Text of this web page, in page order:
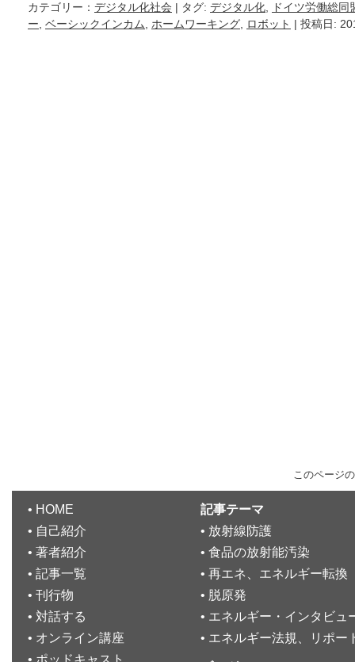
カテゴリー： デジタル化社会 | タグ: デジタル化
ドイツ労働総同
ー ベーシックインカム ホームワーキング ロボット | 投稿日:
このページ